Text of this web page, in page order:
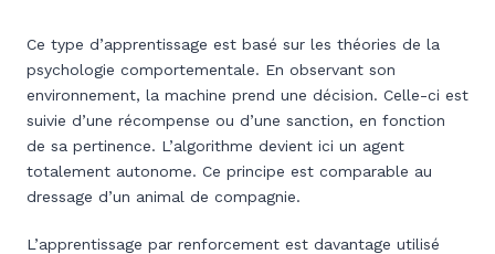
Ce type d’apprentissage est basé sur les théories de la
psychologie comportementale. En observant son
environnement, la machine prend une décision. Celle-ci est
suivie d’une récompense ou d’une sanction, en fonction
de sa pertinence. L’algorithme devient ici un agent
totalement autonome. Ce principe est comparable au
dressage d’un animal de compagnie.
L’apprentissage par renforcement est davantage utilisé